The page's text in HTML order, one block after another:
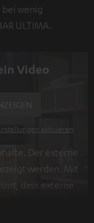
wenig
ULTIMA.
Video
aktivieren
Der externe
werden. Mit
dass externe